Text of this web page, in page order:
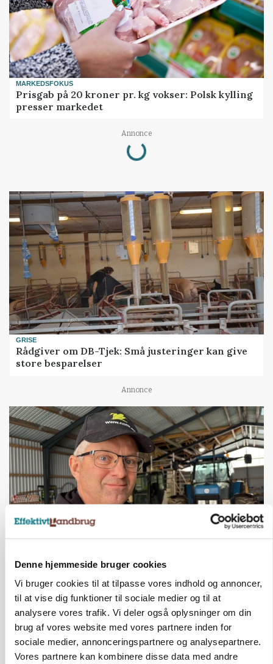
Denne hjemmeside bruger cookies
Vi bruger cookies til at tilpasse vores indhold og annoncer,
til at vise dig funktioner til sociale medier og til at
analysere vores trafik. Vi deler også oplysninger om din
brug af vores website med vores partnere inden for
sociale medier, annonceringspartnere og analysepartnere.
Vores partnere kan kombinere disse data med andre
MARKEDSFOKUS
Prisgab på 20 kroner pr. kg vokser: Polsk kylling
presser markedet
Annonce
Loading...
GRISE
Rådgiver om DB-Tjek: Små justeringer kan give
store besparelser
Annonce
»Nu stopper I«: Landbrugsdebattør og
protestgruppe vil demonstrere mod ny
gødskningslov
Annonce
KVÆG
Snart kan man søge tilskud til naturprojekter